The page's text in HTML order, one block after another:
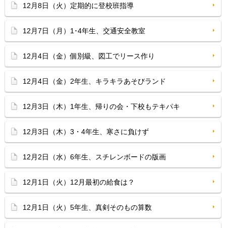
12月8日（火）定期的に登校班指導
12月7日（月）1･4年生、交通安全教室
12月4日（金）個別級、図工でリース作り
12月4日（金）2年生、キラキラあそびランド
12月3日（木）1年生、帰りの会・下校もテキパキ
12月3日（木）3・4年生、寒さに負けず
12月2日（水）6年生、スチレンボードの版画
12月1日（火）12月最初の給食は？
12月1日（火）5年生、真剣そのもの算数